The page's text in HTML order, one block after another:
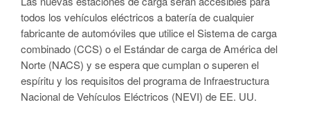
todos los vehículos eléctricos a batería de cualquier
fabricante de automóviles que utilice el Sistema de carga
combinado (CCS) o el Estándar de carga de América del
Norte (NACS) y se espera que cumplan o superen el
espíritu y los requisitos del programa de Infraestructura
Nacional de Vehículos Eléctricos (NEVI) de EE. UU.